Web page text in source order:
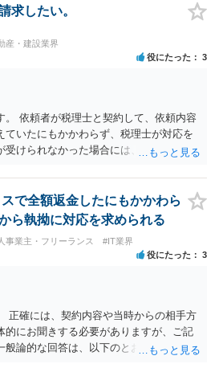
求したい。
産・建設業界
役にたった 3
。 依頼者が税理士と契約して、依頼内容
ていたにもかかわらず、税理士が対応を
受けられなかった場合には、賠償請求で
士本人が税務業務をしていなかったとい
③クライアントが誤って簡易課税届出書
士が課税方式の確認をしなかった問題 と
いては、 税理士が責任を持つのは契約に
るのが原則です。 サービスとして委任
果、その責任を負う場合もゼロではあり
ドルはかなり上がります。 ②について
は事務員が顧客対応することが多いと聞
税理士が参加していないことや直接面談
請求の理由とすることは現実問題として
③については、 税理士が、契約上の委任
で実施していた場合は、税理士側から積
で全額返金したにもかかわら
ら執拗に対応を求められる
事業主・フリーランス #IT業界
役にたった 3
正確には、契約内容や当時からの相手方
的にお聞きする必要がありますが、ご記
般論的な回答は、以下のとおりです。 ①